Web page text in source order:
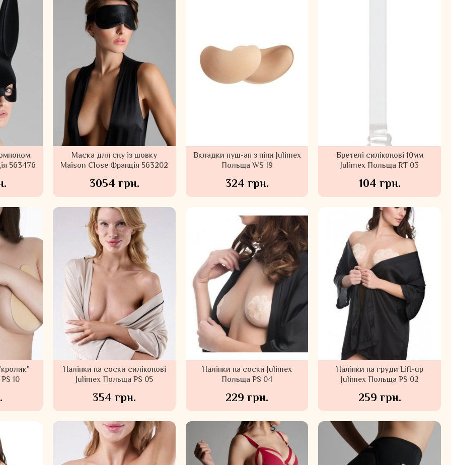
563476
Маска для сну із шовку
Maison Close Франція 563202
3054 грн.
Вкладки пуш-ап з піни Julimex
Польща WS 19
324 грн.
Бретелі силіконові 10мм
Julimex Польща RT 03
104 грн.
10
Наліпки на соски силіконові
Julimex Польща PS 05
354 грн.
Наліпки на соски Julimex
Польща PS 04
229 грн.
Наліпки на груди Lift-up
Julimex Польща PS 02
259 грн.